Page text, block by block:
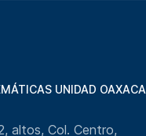
UNIDAD OAXACA
altos, Col. Centro,